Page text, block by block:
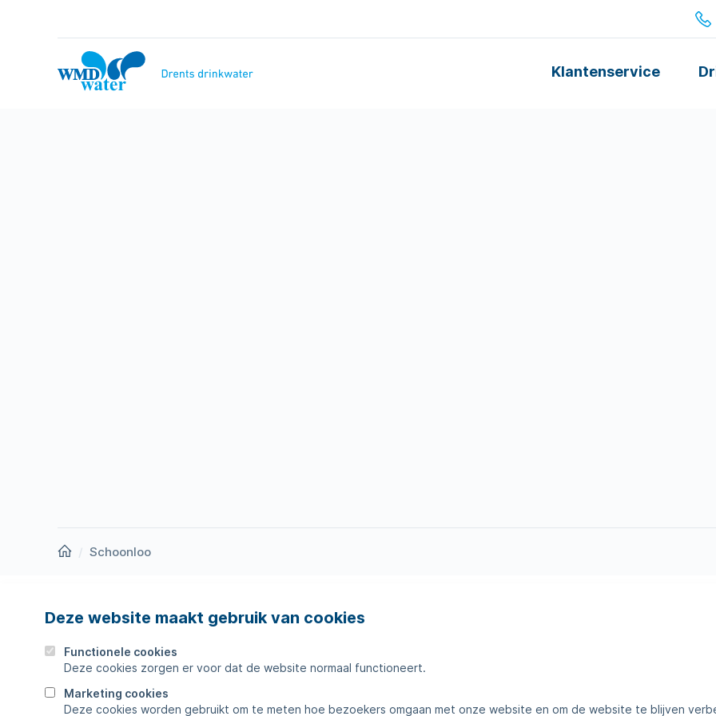
Deze website maakt gebruik van cookies
Functionele cookies
Deze cookies zorgen er voor dat de website normaal functioneert.
Marketing cookies
Deze cookies worden gebruikt om te meten hoe bezoekers omgaan met onze website en om de website te blijven
WMD
Drinkwater
Klantenservice
Homepage
Schoonloo
Nieuws
Werken bij
Zakelijk
Storingen
Veelgestelde vragen